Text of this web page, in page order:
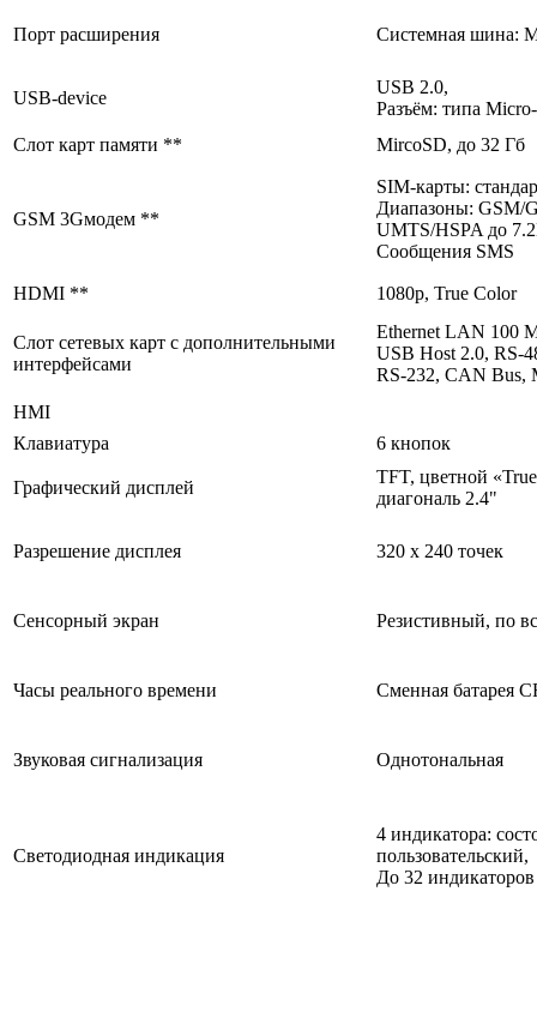
Порт расширения Системная шина:
USB-device
USB 2.0,
Разъём: типа
Слот карт памяти **
MircoSD, до 32 Гб
GSM 3Gмодем **
SIM-карты:
Диапазоны: GSM/
UMTS/HSPA до
Сообщения SMS
HDMI ** 1080p, True Color
Слот сетевых карт с дополнительными
интерфейсами
Ethernet LAN 100
USB Host 2.0, RS-
RS-232, CAN Bus,
HMI
Клавиатура
6 кнопок
Графический дисплей
TFT, цветной
диагональ 2.4"
Разрешение дисплея 320 х 240 точек
Сенсорный экран Резистивный, по
Часы реального времени Сменная батарея
Звуковая сигнализация Однотональная
Светодиодная индикация
4 индикатора:
пользовательский,
До 32